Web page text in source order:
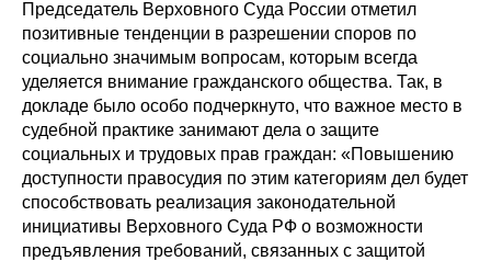
Председатель Верховного Суда России отметил
позитивные тенденции в разрешении споров по
социально значимым вопросам, которым всегда
уделяется внимание гражданского общества. Так, в
докладе было особо подчеркнуто, что важное место в
судебной практике занимают дела о защите
социальных и трудовых прав граждан: «Повышению
доступности правосудия по этим категориям дел будет
способствовать реализация законодательной
инициативы Верховного Суда РФ о возможности
предъявления требований, связанных с защитой